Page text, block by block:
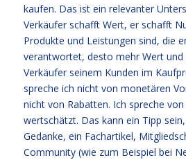
kaufen. Das ist ein relevanter
Verkäufer schafft Wert, er schafft
Produkte und Leistungen sind, die
verantwortet, desto mehr Wert
Verkäufer seinem Kunden im
spreche ich nicht von monetären
nicht von Rabatten. Ich spreche
wertschätzt. Das kann ein Tipp
Gedanke, ein Fachartikel,
Community (wie zum Beispiel bei